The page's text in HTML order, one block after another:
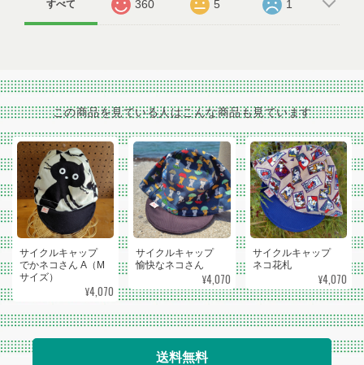
すべて 360 5 1
この商品を見ている人はこんな商品も見ています
サイクルキャップ
でかネコさん A（M
サイズ）
¥4,070
サイクルキャップ
愉快なネコさん
¥4,070
サイクルキャップ
ネコ花札
¥4,070
送料無料